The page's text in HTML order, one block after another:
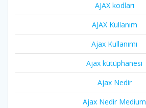
AJAX kodları
AJAX Kullanım
Ajax Kullanımı
Ajax kütüphanesi
Ajax Nedir
Ajax Nedir Medium